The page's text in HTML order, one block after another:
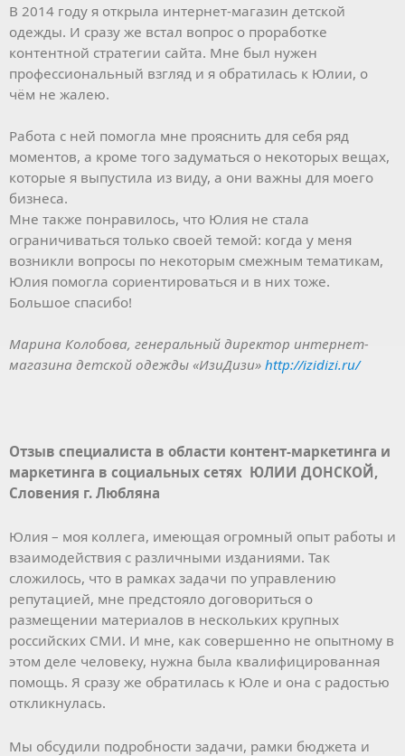
В 2014 году я открыла интернет-магазин детской
одежды. И сразу же встал вопрос о проработке
контентной стратегии сайта. Мне был нужен
профессиональный взгляд и я обратилась к Юлии, о
чём не жалею.
Работа с ней помогла мне прояснить для себя ряд
моментов, а кроме того задуматься о некоторых вещах,
которые я выпустила из виду, а они важны для моего
бизнеса.
Мне также понравилось, что Юлия не стала
ограничиваться только своей темой: когда у меня
возникли вопросы по некоторым смежным тематикам,
Юлия помогла сориентироваться и в них тоже.
Большое спасибо!
Марина Колобова, генеральный директор интернет-
магазина детской одежды «ИзиДизи» http://izidizi.ru/
Отзыв специалиста в области контент-маркетинга и
маркетинга в социальных сетях ЮЛИИ ДОНСКОЙ,
Словения г. Любляна
Юлия – моя коллега, имеющая огромный опыт работы и
взаимодействия с различными изданиями. Так
сложилось, что в рамках задачи по управлению
репутацией, мне предстояло договориться о
размещении материалов в нескольких крупных
российских СМИ. И мне, как совершенно не опытному в
этом деле человеку, нужна была квалифицированная
помощь. Я сразу же обратилась к Юле и она с радостью
откликнулась.
Мы обсудили подробности задачи, рамки бюджета и